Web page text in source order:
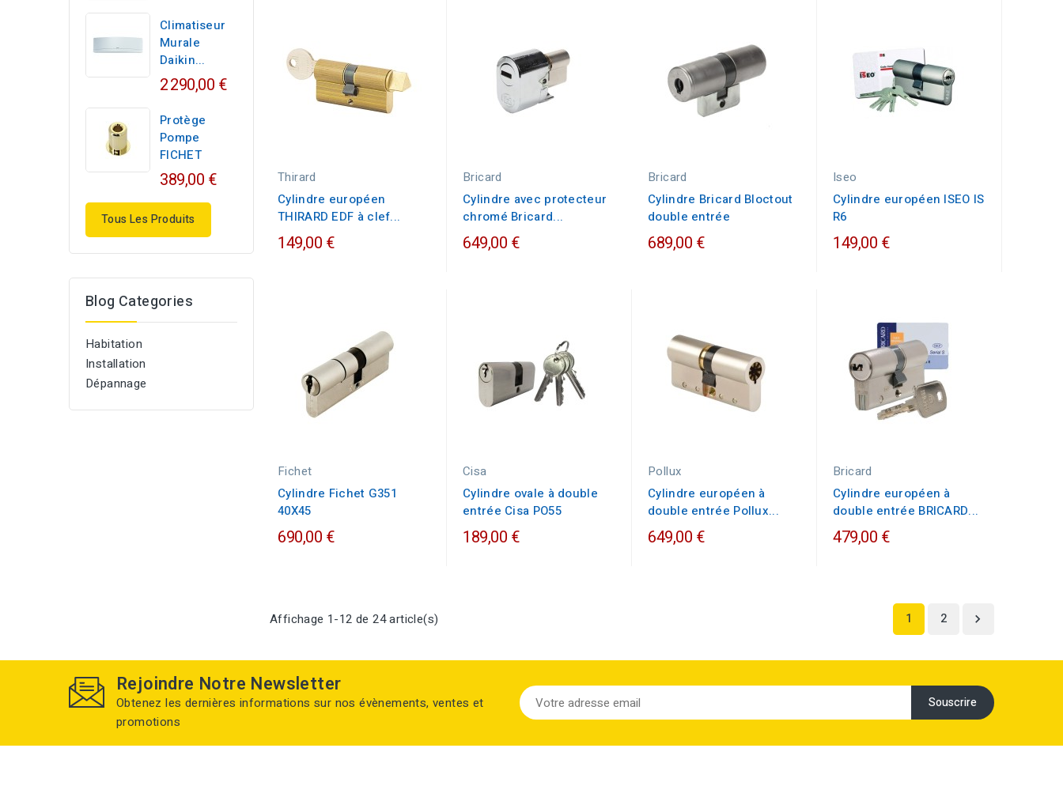
Climatiseur
Murale
Daikin...
2 290,00 €
Protège
Pompe
FICHET
389,00 €
Tous Les Produits
Blog Categories
Habitation
Installation
Dépannage
Thirard
Cylindre européen
THIRARD EDF à clef...
149,00 €
Bricard
Cylindre avec protecteur
chromé Bricard...
649,00 €
Bricard
Cylindre Bricard Bloctout
double entrée
689,00 €
Iseo
Cylindre européen ISEO IS
R6
149,00 €
Fichet
Cylindre Fichet G351
40X45
690,00 €
Cisa
Cylindre ovale à double
entrée Cisa PO55
189,00 €
Pollux
Cylindre européen à
double entrée Pollux...
649,00 €
Bricard
Cylindre européen à
double entrée BRICARD...
479,00 €
Affichage 1-12 de 24 article(s) 1 2 
Rejoindre Notre Newsletter
Obtenez les dernières informations sur nos évènements, ventes et
promotions